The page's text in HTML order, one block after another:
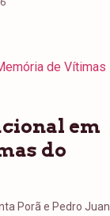
em
do
Porã e Pedro Juan